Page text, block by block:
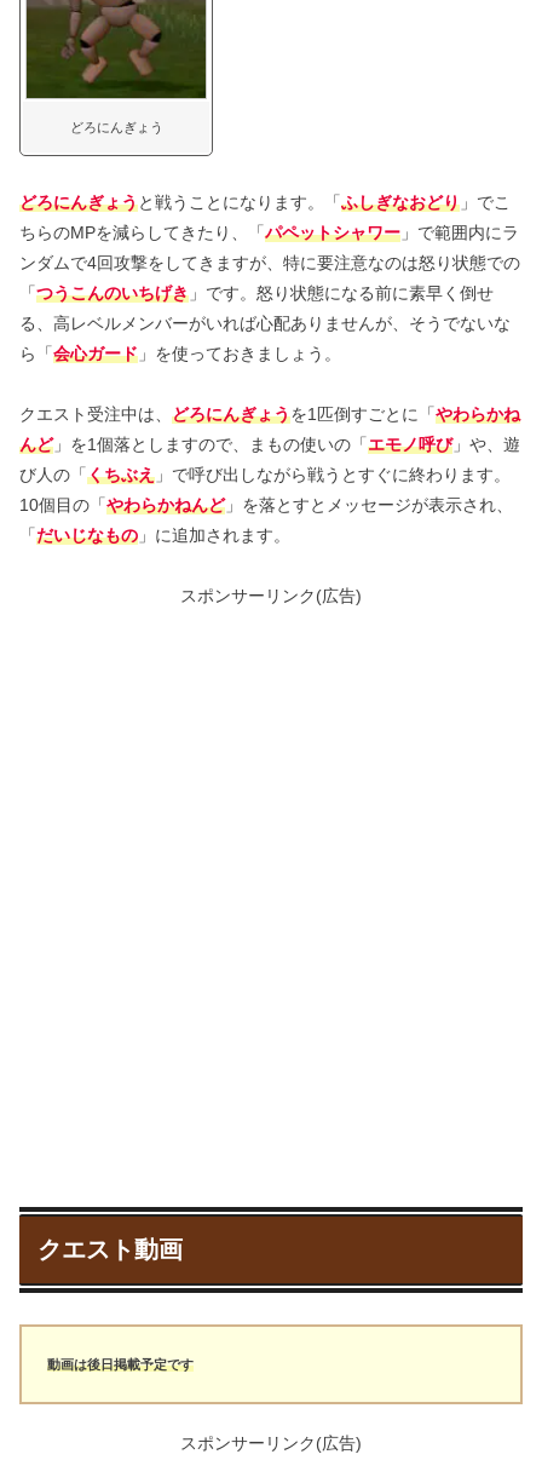
どろにんぎょう
どろにんぎょうと戦うことになります。「ふしぎなおどり 」でこ
ちらのMPを減らしてきたり、「パペットシャワー 」で範囲内にラ
ンダムで4回攻撃をしてきますが、特に要注意なのは怒り状態での
「つうこんのいちげき 」です。怒り状態になる前に素早く倒せ
る、高レベルメンバーがいれば心配ありませんが、そうでないな
ら「会心ガード 」を使っておきましょう。
クエスト受注中は、 どろにんぎょうを1匹倒すごとに「やわらかね
んど」を1個落としますので、まもの使いの「エモノ呼び」や、遊
び人の「くちぶえ 」で呼び出しながら戦うとすぐに終わります。
10個目の「やわらかねんど」を落とすとメッセージが表示され、
「だいじなもの 」に追加されます。
スポンサーリンク(広告)
クエスト動画
動画は後日掲載予定です
スポンサーリンク(広告)